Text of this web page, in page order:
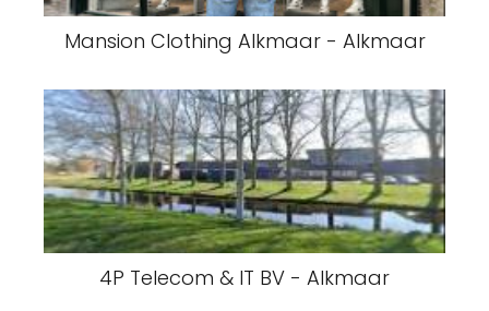
Mansion Clothing Alkmaar - Alkmaar
4P Telecom & IT BV - Alkmaar